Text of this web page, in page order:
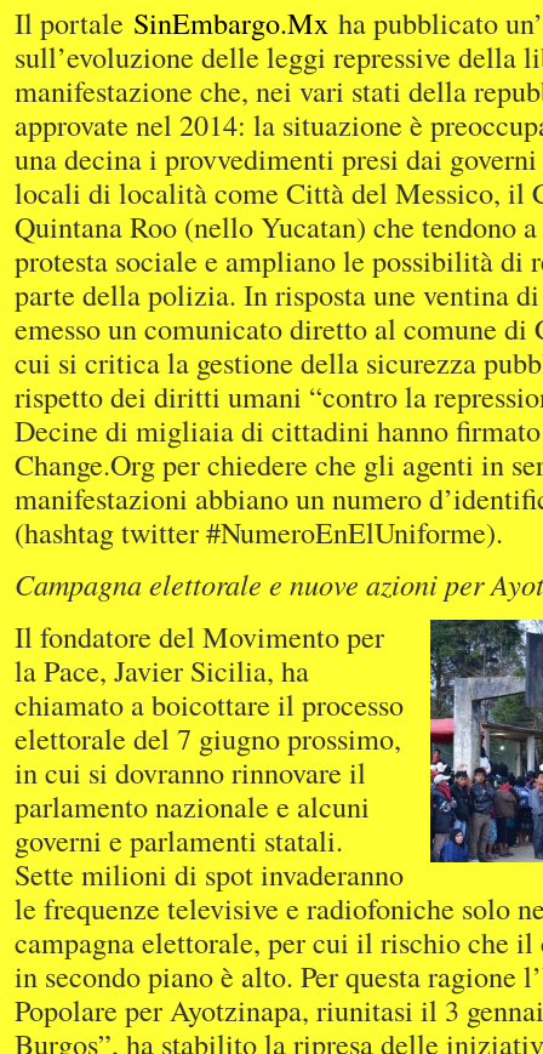
Il portale SinEmbargo.Mx ha pubblicato
sull’evoluzione delle leggi repressive della
manifestazione che, nei vari stati della
approvate nel 2014: la situazione è
una decina i provvedimenti presi dai
locali di località come Città del Messico, il
Quintana Roo (nello Yucatan) che tendono
protesta sociale e ampliano le possibilità di
parte della polizia. In risposta une ventina
emesso un comunicato diretto al comune
cui si critica la gestione della sicurezza
rispetto dei diritti umani “contro la
Decine di migliaia di cittadini hanno
Change.Org per chiedere che gli agenti in
manifestazioni abbiano un numero
(hashtag twitter #NumeroEnElUniforme).
Campagna elettorale e nuove azioni per
Il fondatore del Movimento per
la Pace, Javier Sicilia, ha
chiamato a boicottare il processo
elettorale del 7 giugno prossimo,
in cui si dovranno rinnovare il
parlamento nazionale e alcuni
governi e parlamenti statali.
Sette milioni di spot invaderanno
le frequenze televisive e radiofoniche solo
campagna elettorale, per cui il rischio che il
in secondo piano è alto. Per questa ragione
Popolare per Ayotzinapa, riunitasi il 3
Burgos”, ha stabilito la ripresa delle